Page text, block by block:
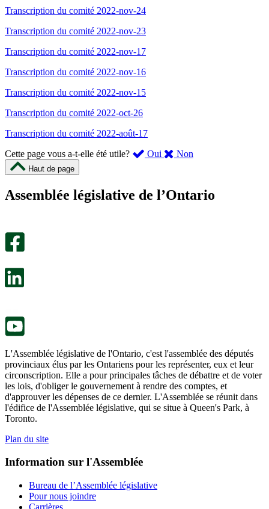
Transcription du comité 2022-nov-24
Transcription du comité 2022-nov-23
Transcription du comité 2022-nov-17
Transcription du comité 2022-nov-16
Transcription du comité 2022-nov-15
Transcription du comité 2022-oct-26
Transcription du comité 2022-août-17
Cette page vous a-t-elle été utile?
Oui ,
été
Non
m’a
Haut de page
Assemblée législative de l’Ontario
L'Assemblée législative de l'Ontario, c'est l'assemblée des députés
provinciaux élus par les Ontariens pour les représenter, eux et leur
circonscription. Elle a pour principales tâches de débattre et de voter
les lois, d'obliger le gouvernement à rendre des comptes, et
d'approuver les dépenses de ce dernier. L'Assemblée se réunit dans
l'édifice de l'Assemblée législative, qui se situe à Queen's Park, à
Toronto.
Plan du site
Information sur l'Assemblée
Bureau de l’Assemblée législative
Pour nous joindre
Carrières